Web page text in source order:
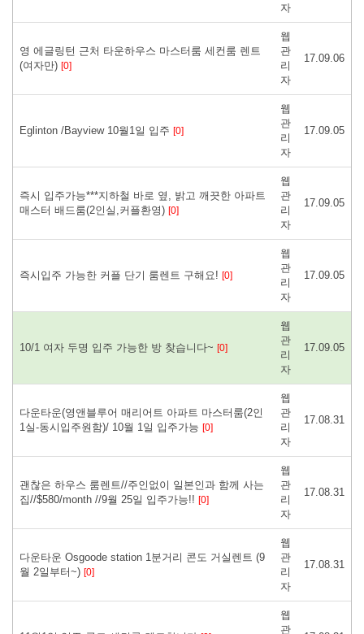
자
영 에글링턴 근처 타운하우스 마스터룸 세컨룸 렌트
(여자만) [0]
웹
관
리
자
17.09.06
Eglinton /Bayview 10월1일 입주 [0]
웹
관
리
자
17.09.05
즉시 입주가능***지하철 바로 옆, 밝고 깨끗한 아파트
매스터 배드룸(2인실,커플환영) [0]
웹
관
리
자
17.09.05
즉시입주 가능한 커플 단기 룸렌트 구해요! [0]
웹
관
리
자
17.09.05
10/1 여자 두명 입주 가능한 방 찾습니다~ [0]
웹
관
리
자
17.09.05
다운타운(영앤블루어 매리어트 아파트 마스터룸(2인
1실-동시입주원함)/ 10월 1일 입주가능 [0]
웹
관
리
자
17.08.31
괜찮은 하우스 룸렌트//주인없이 일본인과 함께 사는
집//$580/month //9월 25일 입주가능!! [0]
웹
관
리
자
17.08.31
다운타운 Osgoode station 1분거리 콘도 거실렌트 (9
월 2일부터~) [0]
웹
관
리
자
17.08.31
웹
관